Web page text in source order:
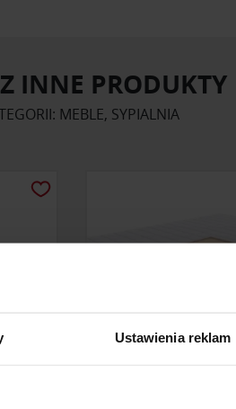
Ustawienia reklam
INNE PRODUKTY
MEBLE, SYPIALNIA